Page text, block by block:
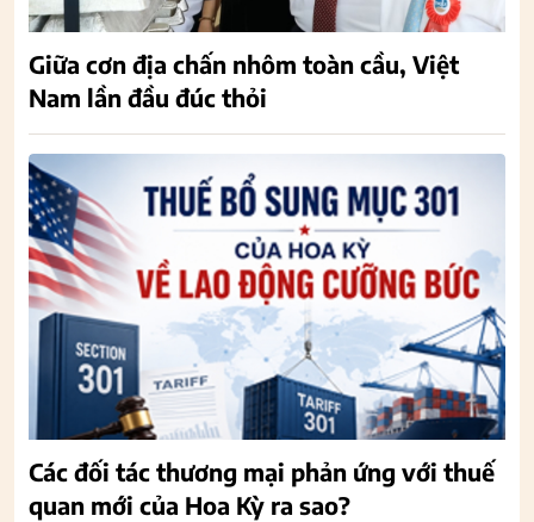
Giữa cơn địa chấn nhôm toàn cầu, Việt
Nam lần đầu đúc thỏi
Các đối tác thương mại phản ứng với thuế
quan mới của Hoa Kỳ ra sao?